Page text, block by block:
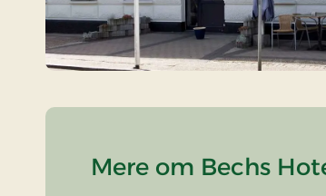
Mere om Bechs